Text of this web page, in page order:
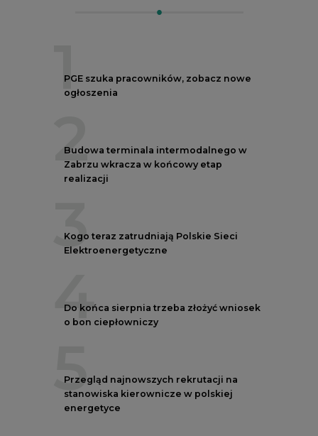
1
PGE szuka pracowników, zobacz nowe
ogłoszenia
2
Budowa terminala intermodalnego w
Zabrzu wkracza w końcowy etap
realizacji
3
Kogo teraz zatrudniają Polskie Sieci
Elektroenergetyczne
4
Do końca sierpnia trzeba złożyć wniosek
o bon ciepłowniczy
5
Przegląd najnowszych rekrutacji na
stanowiska kierownicze w polskiej
energetyce